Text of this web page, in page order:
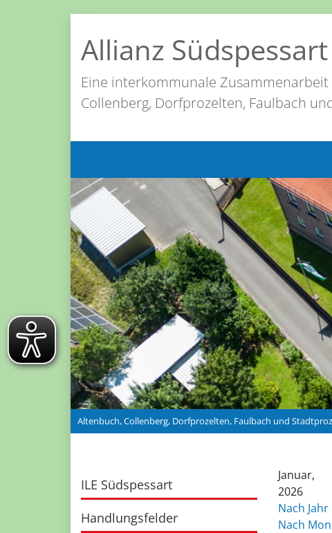
Allianz Südspessart
Eine interkommunale
Collenberg, Dorfprozelten, Faulbach
Altenbuch, Collenberg, Dorfprozelten, Faulbach und
ILE Südspessart
Handlungsfelder
Januar,
2026
Nach Jahr
Nach